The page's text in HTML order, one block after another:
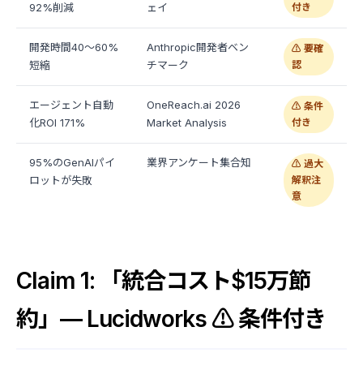
92%削減
ェイ
付き
開発時間40〜60%
短縮
Anthropic開発者ベン
チマーク
⚠️ 要確
認
エージェント自動
化ROI 171%
OneReach.ai 2026
Market Analysis
⚠️ 条件
付き
95%のGenAIパイ
ロットが失敗
業界アンケート集合知
⚠️ 過大
解釈注
意
Claim 1: 「統合コスト$15万節
約」— Lucidworks ⚠️ 条件付き